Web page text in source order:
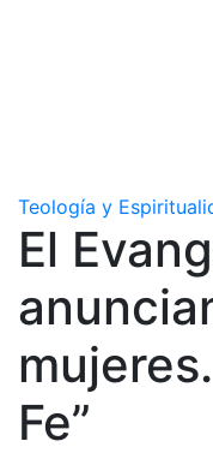
Teología y
El
Fe”